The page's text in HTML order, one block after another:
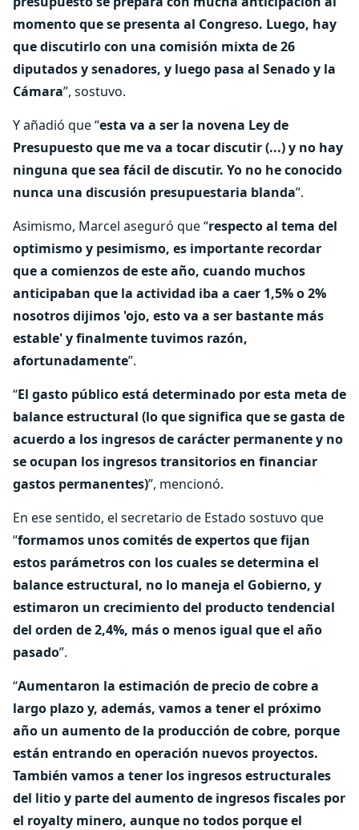
momento que se presenta al Congreso. Luego, hay
que discutirlo con una comisión mixta de 26
diputados y senadores, y luego pasa al Senado y la
Cámara”, sostuvo.
Y añadió que “esta va a ser la novena Ley de
Presupuesto que me va a tocar discutir (...) y no hay
ninguna que sea fácil de discutir. Yo no he conocido
nunca una discusión presupuestaria blanda”.
Asimismo, Marcel aseguró que “respecto al tema del
optimismo y pesimismo, es importante recordar
que a comienzos de este año, cuando muchos
anticipaban que la actividad iba a caer 1,5% o 2%
nosotros dijimos 'ojo, esto va a ser bastante más
estable' y finalmente tuvimos razón,
afortunadamente”.
“El gasto público está determinado por esta meta de
balance estructural (lo que significa que se gasta de
acuerdo a los ingresos de carácter permanente y no
se ocupan los ingresos transitorios en financiar
gastos permanentes)”, mencionó.
En ese sentido, el secretario de Estado sostuvo que
“formamos unos comités de expertos que fijan
estos parámetros con los cuales se determina el
balance estructural, no lo maneja el Gobierno, y
estimaron un crecimiento del producto tendencial
del orden de 2,4%, más o menos igual que el año
pasado”.
“Aumentaron la estimación de precio de cobre a
largo plazo y, además, vamos a tener el próximo
año un aumento de la producción de cobre, porque
están entrando en operación nuevos proyectos.
También vamos a tener los ingresos estructurales
del litio y parte del aumento de ingresos fiscales por
el royalty minero, aunque no todos porque el